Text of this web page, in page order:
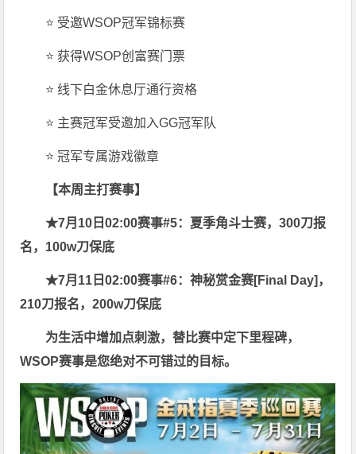
⭐ 受邀WSOP冠军锦标赛
⭐ 获得WSOP创富赛门票
⭐ 线下白金休息厅通行资格
⭐ 主赛冠军受邀加入GG冠军队
⭐ 冠军专属游戏徽章
【本周主打赛事】
★7月10日02:00赛事#5：夏季角斗士赛，300刀报
名，100w刀保底
★7月11日02:00赛事#6：神秘赏金赛[Final Day]，
210刀报名，200w刀保底
为生活中增加点刺激，替比赛中定下里程碑，
WSOP赛事是您绝对不可错过的目标。